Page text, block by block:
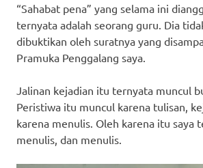
“Sahabat pena” yang selama ini
ternyata adalah seorang guru. Dia
dibuktikan oleh suratnya yang
Pramuka Penggalang saya.
Jalinan kejadian itu ternyata muncul
Peristiwa itu muncul karena tulisan,
karena menulis. Oleh karena itu saya
menulis, dan menulis.